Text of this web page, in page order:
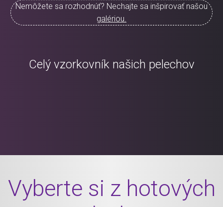
Nemôžete sa rozhodnúť? Nechajte sa inšpirovať našou
galériou.
Celý vzorkovník našich pelechov
Vyberte si z hotových